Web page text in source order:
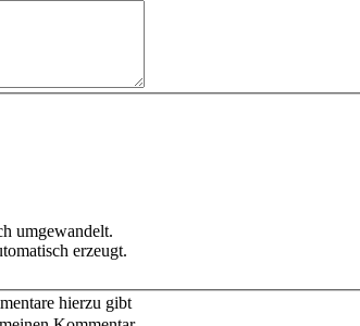
umgewandelt.
erzeugt.
hierzu gibt